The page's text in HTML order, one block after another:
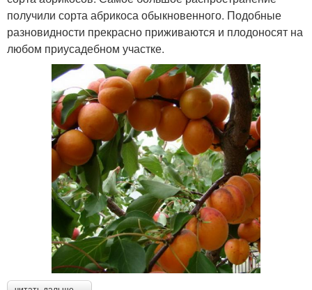
получили сорта абрикоса обыкновенного. Подобные
разновидности прекрасно приживаются и плодоносят на
любом приусадебном участке.